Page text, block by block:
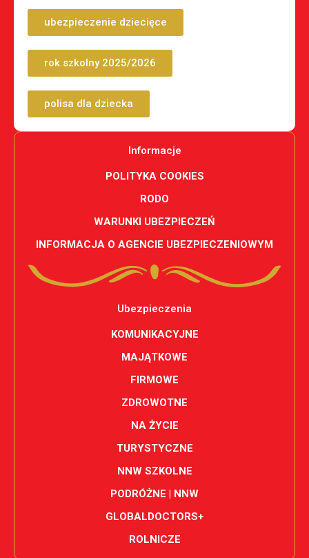
ubezpieczenie dziecięce
rok szkolny 2025/2026
polisa dla dziecka
Informacje
POLITYKA COOKIES
RODO
WARUNKI UBEZPIECZEŃ
INFORMACJA O AGENCIE UBEZPIECZENIOWYM
Ubezpieczenia
KOMUNIKACYJNE
MAJĄTKOWE
FIRMOWE
ZDROWOTNE
NA ŻYCIE
TURYSTYCZNE
NNW SZKOLNE
PODRÓŻNE | NNW
GLOBALDOCTORS+
ROLNICZE